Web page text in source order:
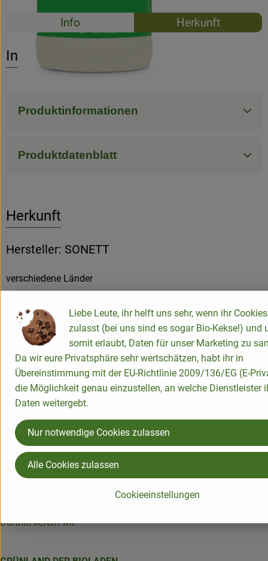
Rezepte
Info Herkunft
Entdecke passende Rezepte
Info
Produktinformationen
Produktdatenblatt
Herkunft
Hersteller: SONETT
verschiedene Länder
SONETT
Du hast eine Frage? Wir helfen gerne:
Chüdenstraße 4
29410 Salzwedel
03901 - 47 11 04
info@gruenland-saw.de
LIEFERSERVICE
Dorthin liefern wir
Liebe Leute, ihr helft uns sehr, wenn ihr Cookies
zulasst (bei uns sind es sogar Bio-Kekse!) und
somit erlaubt, Daten für unser Marketing zu
Da wir eure Privatsphäre sehr wertschätzen, habt ihr in
Übereinstimmung mit der EU-Richtlinie 2009/136/EG (E-
die Möglichkeit genau einzustellen, an welche Dienstleister
Daten weitergebt.
Cookieeinstellungen
Nur notwendige Cookies zulassen
Alle Cookies zulassen